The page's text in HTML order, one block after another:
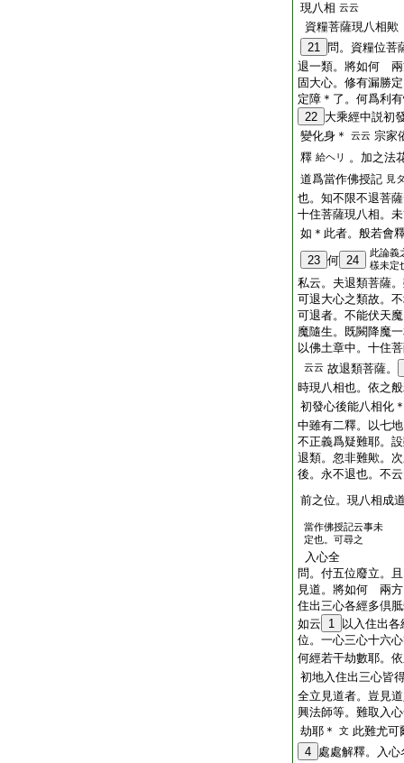
現八相 云云
資糧菩薩現八相歟
21 問。資糧位菩
退一類。將如何 兩
固大心。修有漏勝
定障＊了。何爲利
22 大乘經中説初
變化身＊
云云 宗家
釋 給ヘリ
。加之法
道爲當作佛授記 見
也。知不限不退菩
十住菩薩現八相。
如＊此者。般若會
23 何 24
此論義
樣未定
私云。夫退類菩薩
可退大心之類故。
可退者。不能伏天
魔隨生。既闕降魔
以佛土章中。十住
云云 故退類菩薩。
時現八相也。依之
初發心後能八相化
中雖有二釋。以七
不正義爲疑難耶。
退類。忽非難歟。
後。永不退也。不
前之位。現八相成
當作佛授記云事未
定也。可尋之
入心全
問。付五位廢立。
見道。將如何 兩方
住出三心各經多倶
如云
1
以入住出
位。一心三心十六
何經若干劫數耶。
初地入住出三心皆
全立見道者。豈見
興法師等。難取入
劫耶＊
文 此難尤
4 處處解釋。入